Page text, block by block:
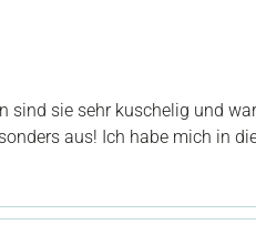
sind sie sehr kuschelig und
aus! Ich habe mich in